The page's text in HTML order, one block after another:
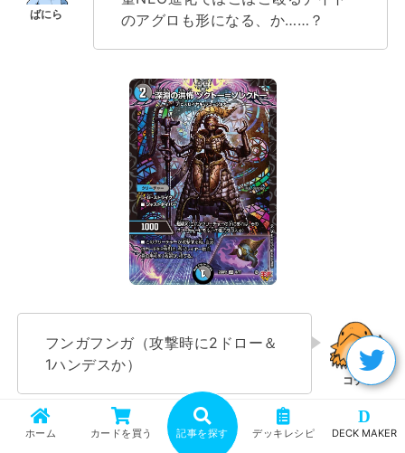
のアグロも形になる、か……？
フンガフンガ（攻撃時に2ドロー＆
1ハンデスか）
ホーム カードを買う 記事を探す デッキレシピ
D
DECK MAKER